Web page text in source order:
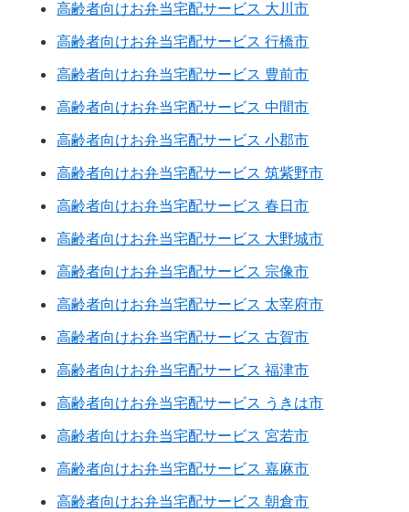
高齢者向けお弁当宅配サービス 大川市
高齢者向けお弁当宅配サービス 行橋市
高齢者向けお弁当宅配サービス 豊前市
高齢者向けお弁当宅配サービス 中間市
高齢者向けお弁当宅配サービス 小郡市
高齢者向けお弁当宅配サービス 筑紫野市
高齢者向けお弁当宅配サービス 春日市
高齢者向けお弁当宅配サービス 大野城市
高齢者向けお弁当宅配サービス 宗像市
高齢者向けお弁当宅配サービス 太宰府市
高齢者向けお弁当宅配サービス 古賀市
高齢者向けお弁当宅配サービス 福津市
高齢者向けお弁当宅配サービス うきは市
高齢者向けお弁当宅配サービス 宮若市
高齢者向けお弁当宅配サービス 嘉麻市
高齢者向けお弁当宅配サービス 朝倉市